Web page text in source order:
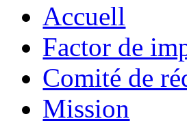
Accuell
Factor de
Comité de
Mission